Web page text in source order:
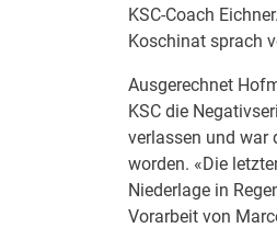
KSC-Coach
Koschinat sprach
Ausgerechnet
KSC die
verlassen und war
worden. «Die
Niederlage in
Vorarbeit von